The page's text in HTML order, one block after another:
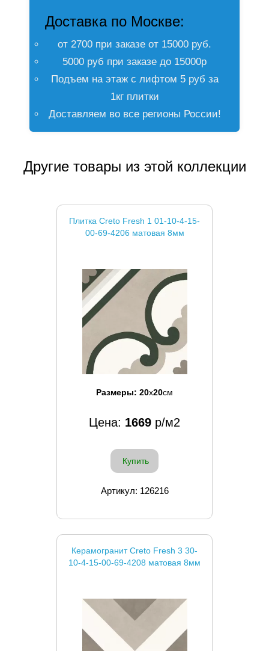
Доставка по Москве:
от 2700 при заказе от 15000 руб.
5000 руб при заказе до 15000р
Подъем на этаж с лифтом 5 руб за
1кг плитки
Доставляем во все регионы России!
Другие товары из этой коллекции
Плитка Creto Fresh 1 01-10-4-15-
00-69-4206 матовая 8мм
Размеры: 20x20см
Цена: 1669 р/м2
Купить
Артикул: 126216
Керамогранит Creto Fresh 3 30-
10-4-15-00-69-4208 матовая 8мм